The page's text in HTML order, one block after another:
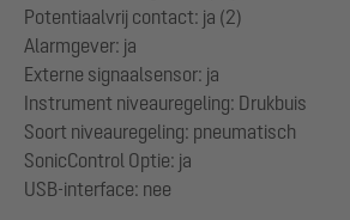
Potentiaalvrij contact: ja (2)
Alarmgever: ja
Externe signaalsensor: ja
Instrument niveauregeling: Drukbuis
Soort niveauregeling: pneumatisch
SonicControl Optie: ja